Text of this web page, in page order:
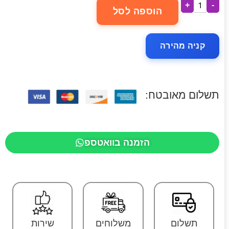
-
+
הוספה לסל
קניה מהירה
תשלום מאובטח:
הזמנה בוואטספ
תשלום
משלוחים
שירות